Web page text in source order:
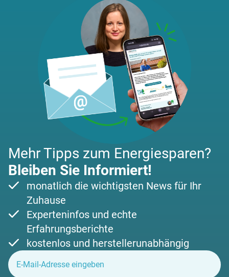
Mehr Tipps zum Energiesparen?
Bleiben Sie Informiert!
monatlich die wichtigsten News für Ihr
Zuhause
Experteninfos und echte
Erfahrungsberichte
kostenlos und herstellerunabhängig